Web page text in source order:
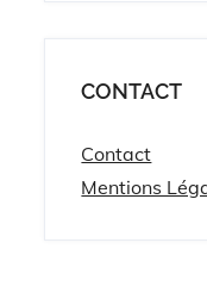
CONTACT
Contact
Mentions